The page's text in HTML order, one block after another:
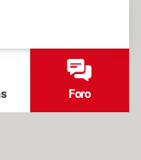
Foro